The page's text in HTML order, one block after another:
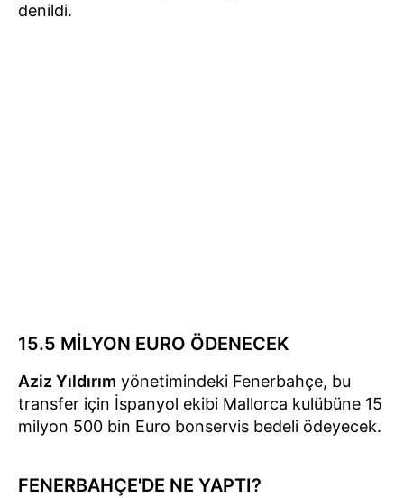
denildi.
15.5 MİLYON EURO ÖDENECEK
Aziz Yıldırım yönetimindeki Fenerbahçe, bu
transfer için İspanyol ekibi Mallorca kulübüne 15
milyon 500 bin Euro bonservis bedeli ödeyecek.
FENERBAHÇE'DE NE YAPTI?